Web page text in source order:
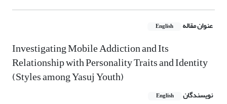
عنوان مقاله English
Investigating Mobile Addiction and Its
Relationship with Personality Traits and Identity
(Styles among Yasuj Youth)
نویسندگان English